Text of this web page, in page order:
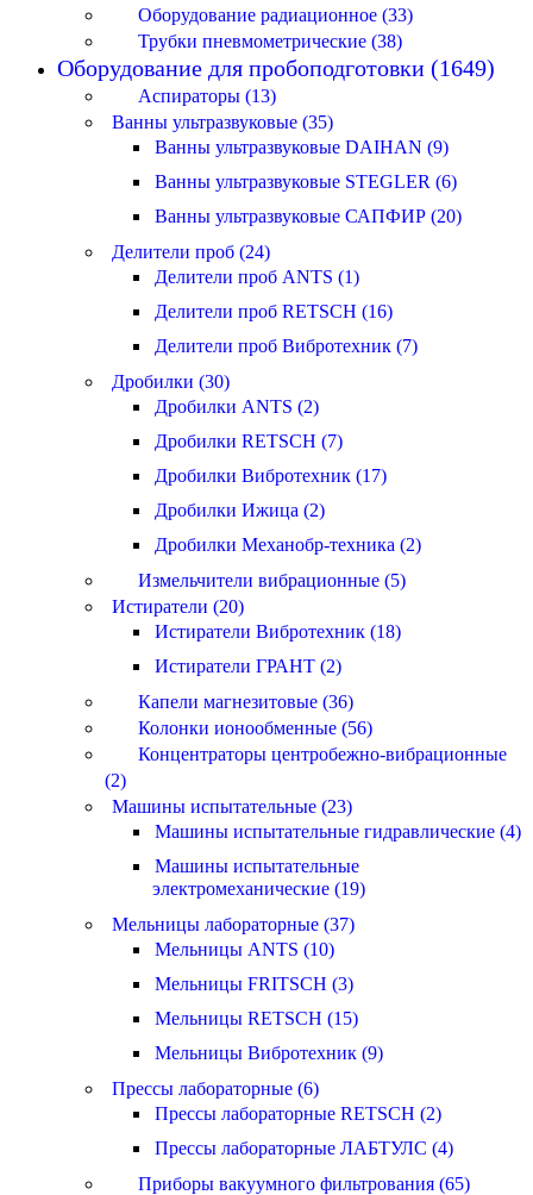
Оборудование радиационное (33)
Трубки пневмометрические (38)
Оборудование для пробоподготовки (1649)
Аспираторы (13)
Ванны ультразвуковые (35)
Ванны ультразвуковые DAIHAN (9)
Ванны ультразвуковые STEGLER (6)
Ванны ультразвуковые САПФИР (20)
Делители проб (24)
Делители проб ANTS (1)
Делители проб RETSCH (16)
Делители проб Вибротехник (7)
Дробилки (30)
Дробилки ANTS (2)
Дробилки RETSCH (7)
Дробилки Вибротехник (17)
Дробилки Ижица (2)
Дробилки Механобр-техника (2)
Измельчители вибрационные (5)
Истиратели (20)
Истиратели Вибротехник (18)
Истиратели ГРАНТ (2)
Капели магнезитовые (36)
Колонки ионообменные (56)
Концентраторы центробежно-вибрационные
(2)
Машины испытательные (23)
Машины испытательные гидравлические (4)
Машины испытательные
электромеханические (19)
Мельницы лабораторные (37)
Мельницы ANTS (10)
Мельницы FRITSCH (3)
Мельницы RETSCH (15)
Мельницы Вибротехник (9)
Прессы лабораторные (6)
Прессы лабораторные RETSCH (2)
Прессы лабораторные ЛАБТУЛС (4)
Приборы вакуумного фильтрования (65)